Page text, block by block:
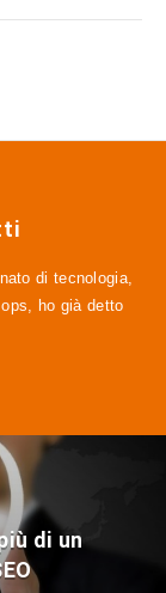
di tecnologia,
ho già detto
di un